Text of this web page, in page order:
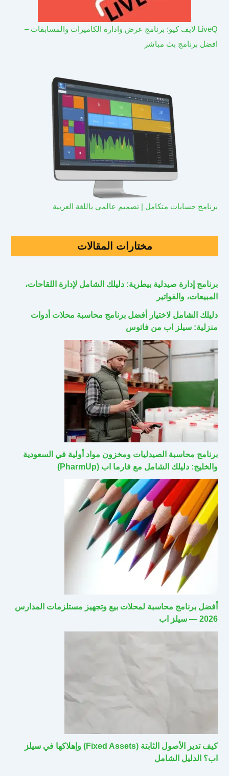
LiveQ لايف كيو: برنامج عرض وادارة الكاميرات والمسابقات –
افضل برنامج بث مباشر
برنامج حسابات متكامل | تصميم عالمي باللغة العربية
مختارات المقالات
برنامج إدارة صيدلية بيطرية: دليلك الشامل لإدارة اللقاحات،
المبيعات، والفواتير
دليلك الشامل لاختيار أفضل برنامج محاسبة محلات أدوات
منزلية: سيلز اب من فاتوس
برنامج محاسبة الصيدليات ومخزون مواد أولية في السعودية
والخليج: دليلك الشامل مع فارما اب (PharmUp)
أفضل برنامج محاسبة لمحلات بيع وتجهيز مستلزمات المدارس
2026 — سيلز اب
كيف تدير الأصول الثابتة (Fixed Assets) وإهلاكها في سيلز
اب؟ الدليل الشامل